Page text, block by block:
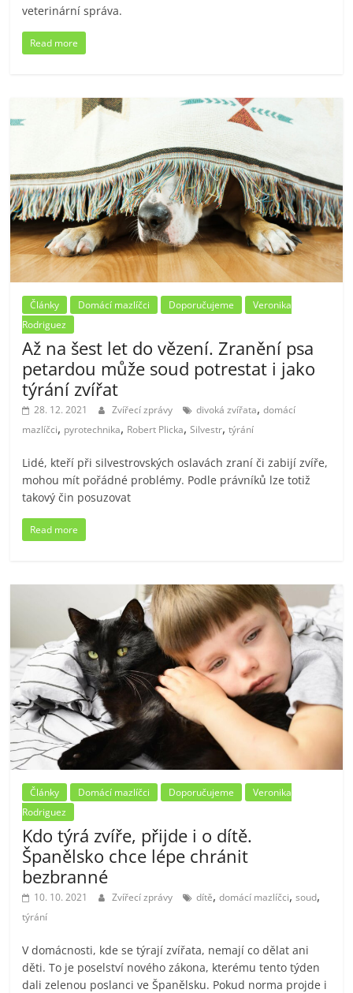
veterinární správa.
Read more
Články Domácí mazlíčci Doporučujeme
Veronika
Rodriguez
Až na šest let do vězení. Zranění psa
petardou může soud potrestat i jako
týrání zvířat
28. 12. 2021 Zvířecí zprávy divoká zvířata,domácí
mazlíčci, pyrotechnika, Robert Plicka,Silvestr,týrání
Lidé, kteří při silvestrovských oslavách zraní či zabijí zvíře,
mohou mít pořádné problémy. Podle právníků lze totiž
takový čin posuzovat
Read more
Články Domácí mazlíčci Doporučujeme
Veronika
Rodriguez
Kdo týrá zvíře, přijde i o dítě.
Španělsko chce lépe chránit
bezbranné
10. 10. 2021 Zvířecí zprávy dítě,domácí mazlíčci,soud,
týrání
V domácnosti, kde se týrají zvířata, nemají co dělat ani
děti. To je poselství nového zákona, kterému tento týden
dali zelenou poslanci ve Španělsku. Pokud norma projde i